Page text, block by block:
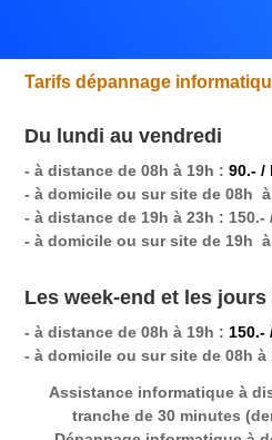
Tarifs dépannage
Du lundi au vendredi
- à distance de 08h à 19h :90.- /
- à domicile ou sur site de 08h
- à distance de 19h à 23h : 150.-
- à domicile ou sur site de 19h
Les week-end et les
- à distance de 08h à 19h : 150.-
- à domicile ou sur site de 08h à
Assistance informatique à
tranche de 30 minutes